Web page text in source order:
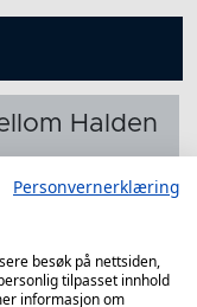
Halden
Halden og
Personvernerklæring
besøk på nettsiden,
tilpasset innhold
informasjon om